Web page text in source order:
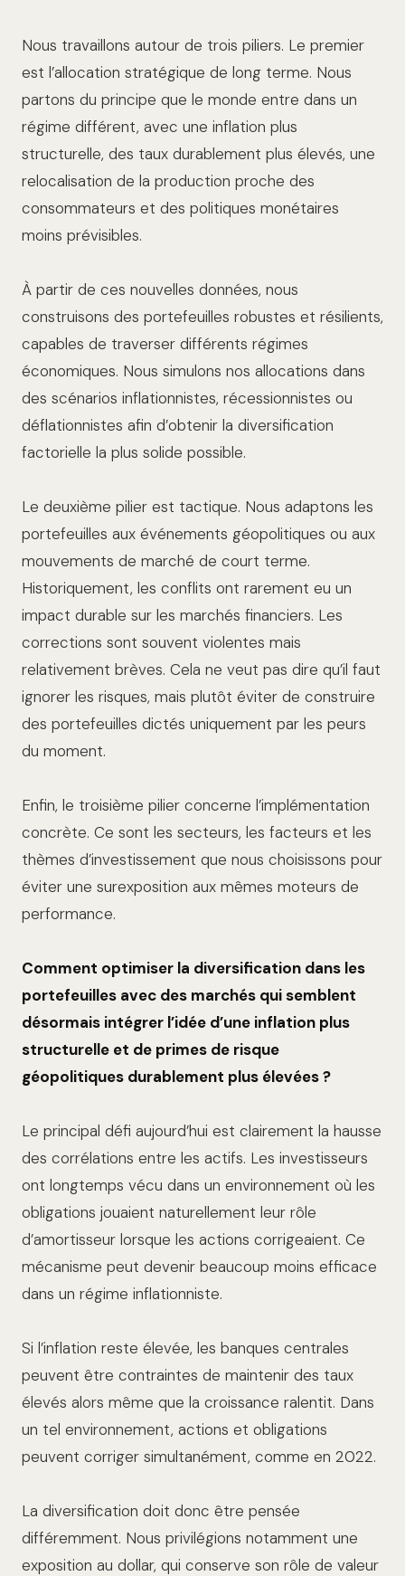
Nous travaillons autour de trois piliers. Le premier
est l’allocation stratégique de long terme. Nous
partons du principe que le monde entre dans un
régime différent, avec une inflation plus
structurelle, des taux durablement plus élevés, une
relocalisation de la production proche des
consommateurs et des politiques monétaires
moins prévisibles.
À partir de ces nouvelles données, nous
construisons des portefeuilles robustes et résilients,
capables de traverser différents régimes
économiques. Nous simulons nos allocations dans
des scénarios inflationnistes, récessionnistes ou
déflationnistes afin d’obtenir la diversification
factorielle la plus solide possible.
Le deuxième pilier est tactique. Nous adaptons les
portefeuilles aux événements géopolitiques ou aux
mouvements de marché de court terme.
Historiquement, les conflits ont rarement eu un
impact durable sur les marchés financiers. Les
corrections sont souvent violentes mais
relativement brèves. Cela ne veut pas dire qu’il faut
ignorer les risques, mais plutôt éviter de construire
des portefeuilles dictés uniquement par les peurs
du moment.
Enfin, le troisième pilier concerne l’implémentation
concrète. Ce sont les secteurs, les facteurs et les
thèmes d’investissement que nous choisissons pour
éviter une surexposition aux mêmes moteurs de
performance.
Comment optimiser la diversification dans les
portefeuilles avec des marchés qui semblent
désormais intégrer l’idée d’une inflation plus
structurelle et de primes de risque
géopolitiques durablement plus élevées ?
Le principal défi aujourd’hui est clairement la hausse
des corrélations entre les actifs. Les investisseurs
ont longtemps vécu dans un environnement où les
obligations jouaient naturellement leur rôle
d’amortisseur lorsque les actions corrigeaient. Ce
mécanisme peut devenir beaucoup moins efficace
dans un régime inflationniste.
Si l’inflation reste élevée, les banques centrales
peuvent être contraintes de maintenir des taux
élevés alors même que la croissance ralentit. Dans
un tel environnement, actions et obligations
peuvent corriger simultanément, comme en 2022.
La diversification doit donc être pensée
différemment. Nous privilégions notamment une
exposition au dollar, qui conserve son rôle de valeur